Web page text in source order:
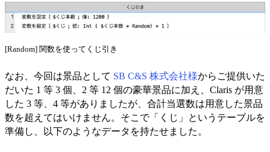
[Random] 関数を使ってくじ引き
なお、今回は景品として SB C&S 株式会社様からご提供いた
だいた 1 等 3 個、2 等 12 個の豪華景品に加え、Claris が用意
した 3 等、4 等がありましたが、合計当選数は用意した景品
数を超えてはいけません。そこで「くじ」というテーブルを
準備し、以下のようなデータを持たせました。